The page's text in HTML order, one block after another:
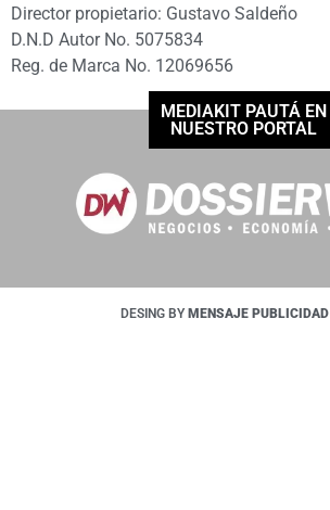
Director propietario: Gustavo Saldeño
D.N.D Autor No. 5075834
Reg. de Marca No. 12069656
MEDIAKIT PAUTÁ EN
NUESTRO PORTAL
DESING BY MENSAJE PUBLICIDAD